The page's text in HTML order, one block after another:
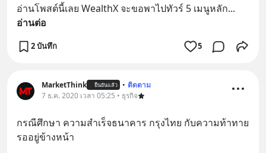
อ่านโพสต์นี้เลย WealthX จะขอพาไปทัวร์ 5 เมนูหลัก
อ่านต่อ
2 บันทึก 5
MarketThink ยืนยันแล้ว • ติดตาม
7 ธ.ค. 2020 เวลา 05:25 • ธุรกิจ
กรณีศึกษา ความสำเร็จธนาคาร กรุงไทย กับความท้าทาย
รออยู่ข้างหน้า